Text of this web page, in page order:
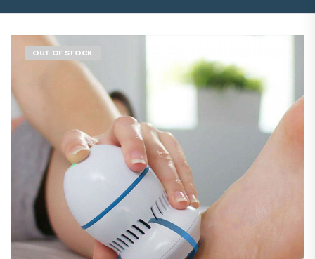
OUT OF STOCK